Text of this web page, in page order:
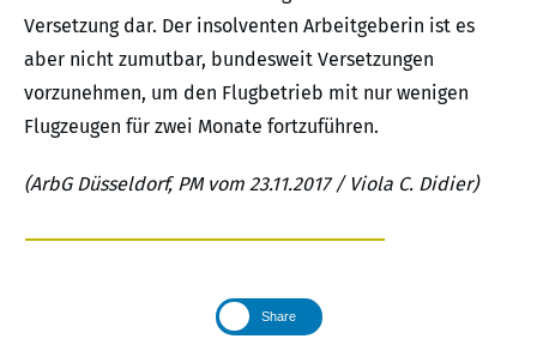
Versetzung dar. Der insolventen Arbeitgeberin ist es
aber nicht zumutbar, bundesweit Versetzungen
vorzunehmen, um den Flugbetrieb mit nur wenigen
Flugzeugen für zwei Monate fortzuführen.
(ArbG Düsseldorf, PM vom 23.11.2017 / Viola C. Didier)
Share